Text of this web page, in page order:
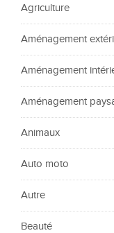
Agriculture
Aménagement
Aménagement
Aménagement
Animaux
Auto moto
Autre
Beauté